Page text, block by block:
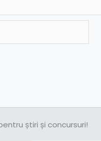
știri și concursuri!